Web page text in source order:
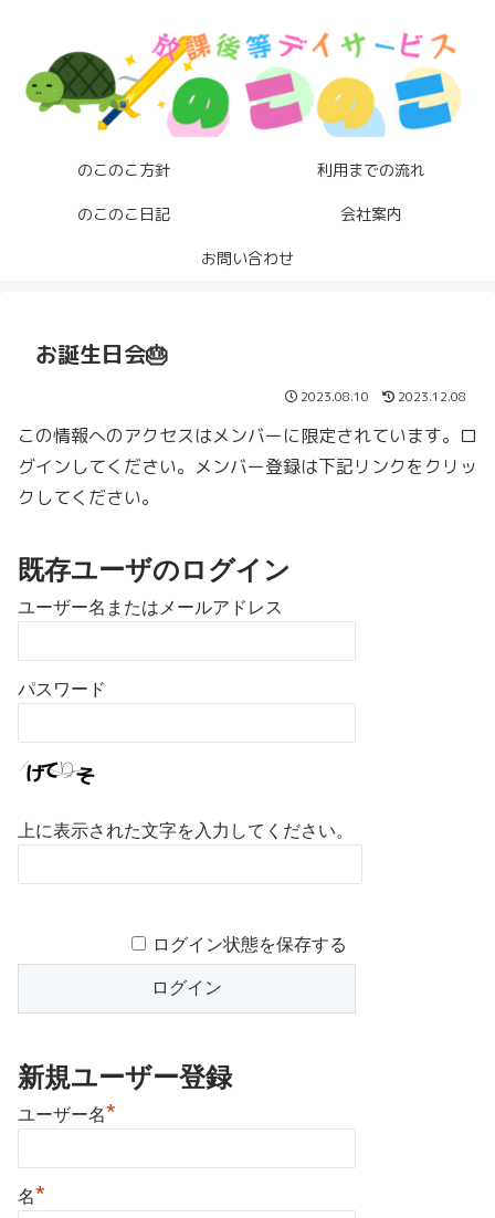
のこのこ方針 利用までの流れ
のこのこ日記 会社案内
お問い合わせ
お誕生日会🎂
2023.08.10 2023.12.08
この情報へのアクセスはメンバーに限定されています。ロ
グインしてください。メンバー登録は下記リンクをクリッ
クしてください。
既存ユーザのログイン
ユーザー名またはメールアドレス
パスワード
上に表示された文字を入力してください。
ログイン状態を保存する
新規ユーザー登録
ユーザー名*
名*